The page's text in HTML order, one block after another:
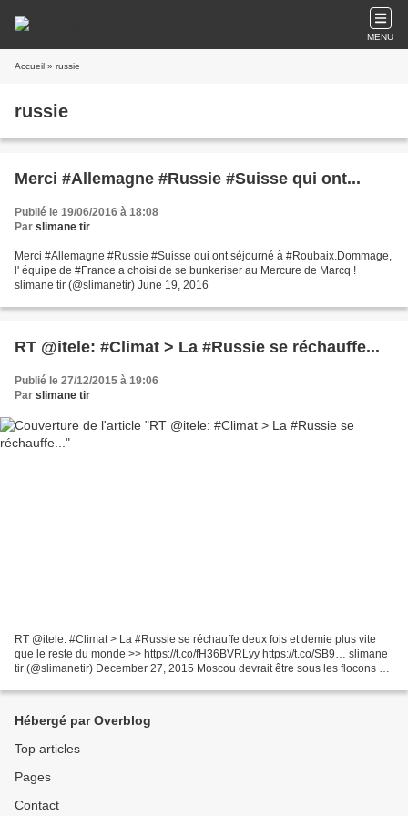
MENU
Accueil » russie
russie
Merci #Allemagne #Russie #Suisse qui ont...
Publié le 19/06/2016 à 18:08
Par slimane tir
Merci #Allemagne #Russie #Suisse qui ont séjourné à #Roubaix.Dommage,
l' équipe de #France a choisi de se bunkeriser au Mercure de Marcq !
slimane tir (@slimanetir) June 19, 2016
RT @itele: #Climat > La #Russie se réchauffe...
Publié le 27/12/2015 à 19:06
Par slimane tir
RT @itele: #Climat > La #Russie se réchauffe deux fois et demie plus vite
que le reste du monde >> https://t.co/fH36BVRLyy https://t.co/SB9… slimane
tir (@slimanetir) December 27, 2015 Moscou devrait être sous les flocons à
Hébergé par Overblog
Top articles
Pages
Contact